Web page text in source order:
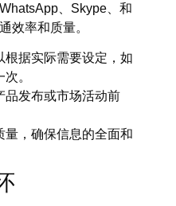
、Skype、和
效率和质量。
根据实际需要设定，如
。
品发布或市场活动前
量，确保信息的全面和